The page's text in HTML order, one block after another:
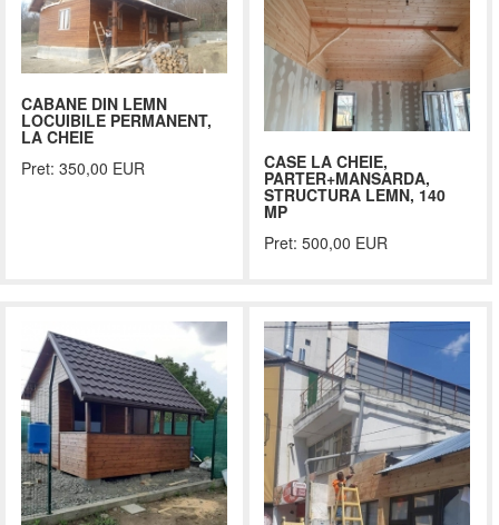
CABANE DIN LEMN
LOCUIBILE PERMANENT,
LA CHEIE
Pret: 350,00 EUR
CASE LA CHEIE,
PARTER+MANSARDA,
STRUCTURA LEMN, 140
MP
Pret: 500,00 EUR